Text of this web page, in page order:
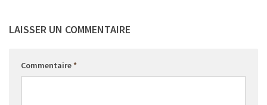
LAISSER UN COMMENTAIRE
Commentaire*